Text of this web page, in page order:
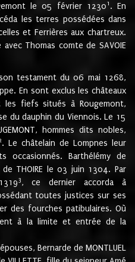
le 05 février 12301 . En
les terres possédées dans
et Ferrières aux chartreux.
avec Thomas comte de SAVOIE
testament du 06 mai 1268,
En sont exclus les châteaux
les fiefs situés à Rougemont,
du dauphin du Viennois. Le 15
hommes dits nobles,
. Le châtelain de Lompnes leur
occasionnés. Barthélémy de
de THOIRE le 03 juin 1304. Par
3, ce dernier accorda à
toutes justices sur ses
des fourches patibulaires. Où
à la limite et entrée de la
Bernarde de MONTLUEL